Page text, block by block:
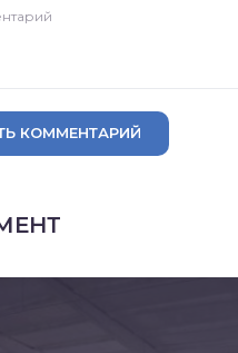
КОММЕНТАРИЙ